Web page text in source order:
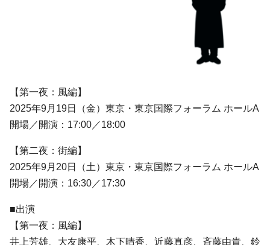
【第一夜：風編】
2025年9月19日（金）東京・東京国際フォーラム ホールA
開場／開演：17:00／18:00
【第二夜：街編】
2025年9月20日（土）東京・東京国際フォーラム ホールA
開場／開演：16:30／17:30
■出演
【第一夜：風編】
井上芳雄、大友康平、木下晴香、近藤真彦、斉藤由貴、鈴